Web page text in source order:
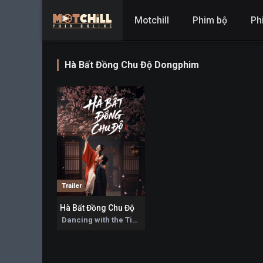
Motchill Phim bộ
Hà Bất Đồng Chu Độ Dongphim
Trailer
Hà Bất Đồng Chu Độ
Dancing with the Tide 2026